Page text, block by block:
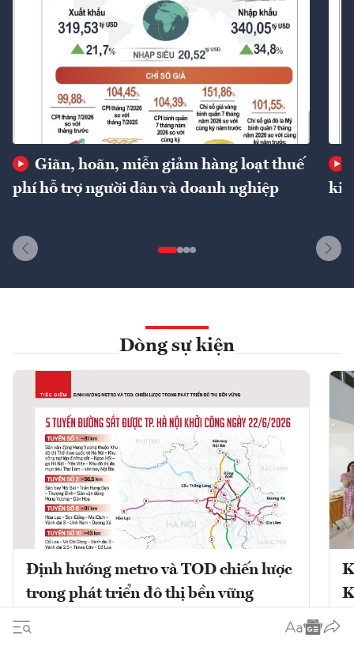
Giãn, hoãn, miễn giảm hàng loạt thuế
phí hỗ trợ người dân và doanh nghiệp
Dòng sự kiện
Định hướng metro và TOD chiến lược
trong phát triển đô thị bền vững
Phát triển đô thị theo định hướng giao